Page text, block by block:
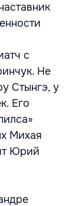
с
Не
Стынгэ, у
Его
Михая
Юрий